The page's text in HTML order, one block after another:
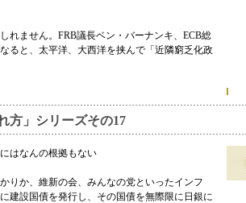
れません。FRB議長ベン・バーナンキ、ECB総
ると、太平洋、大西洋を挟んで「近隣窮乏化政
方」シリーズその17
はなんの根拠もない
りか、維新の会、みんなの党といったインフ
建設国債を発行し、その国債を無際限に日銀に